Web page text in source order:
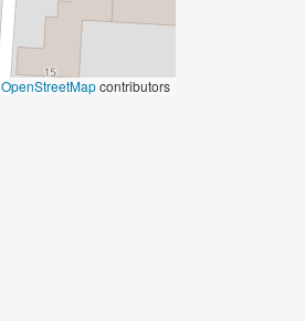
OpenStreetMapcontributors